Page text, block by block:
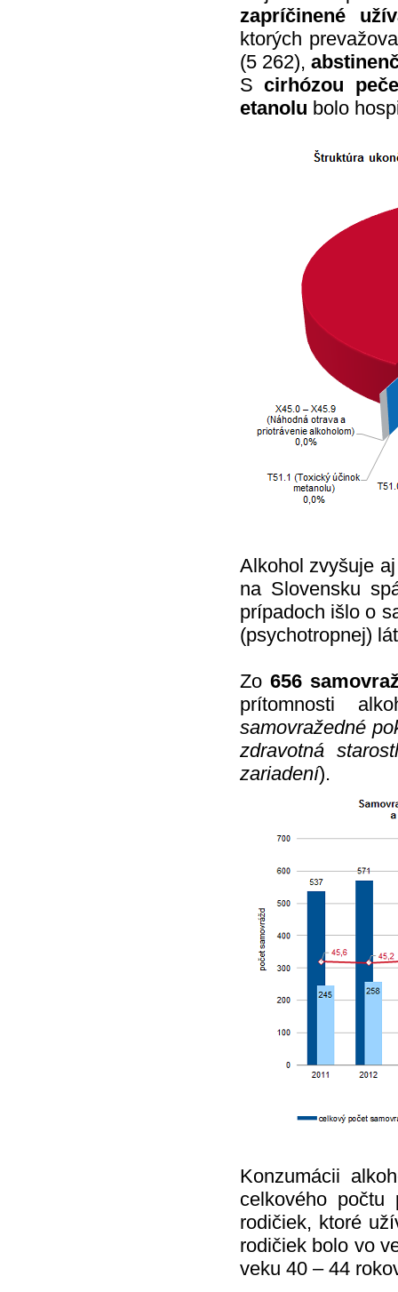
zapríčinené
ktorých
(5 262),
Scirhózou
etanolu bolo
Alkohol zvyšuje
na Slovensku
prípadoch išlo o
(psychotropnej)
Zo 656
prítomnosti
samovražedné
zdravotná
zariadení).
Konzumácii
celkového
rodičiek, ktoré
rodičiek bolo vo
veku 40 – 44